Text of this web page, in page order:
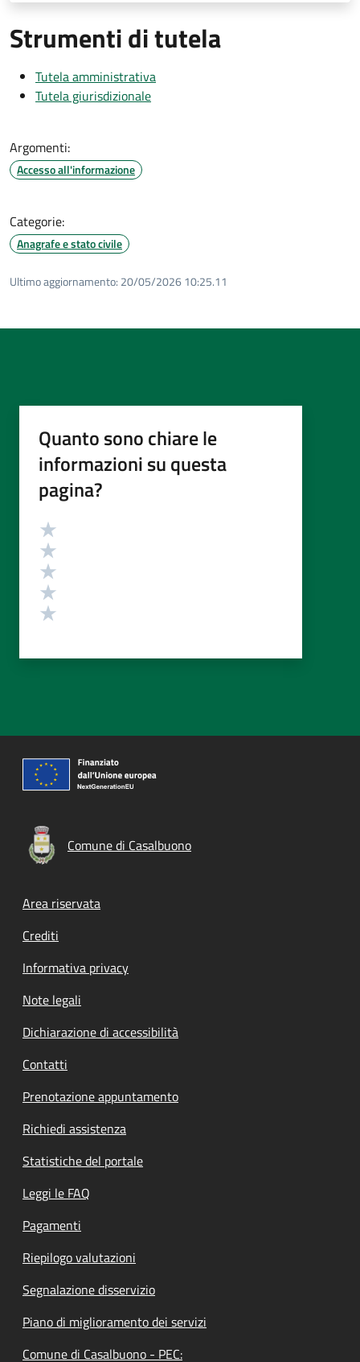
Strumenti di tutela
Tutela amministrativa
Tutela giurisdizionale
Argomenti:
Accesso all'informazione
Categorie:
Anagrafe e stato civile
Ultimo aggiornamento: 20/05/2026 10:25.11
Quanto sono chiare le
informazioni su questa
pagina?
Valutazione
Comune di Casalbuono
Footer menu
Area riservata
Crediti
Informativa privacy
Note legali
Dichiarazione di accessibilità
Contatti
Prenotazione appuntamento
Richiedi assistenza
Statistiche del portale
Leggi le FAQ
Pagamenti
Riepilogo valutazioni
Segnalazione disservizio
Piano di miglioramento dei servizi
Comune di Casalbuono - PEC: